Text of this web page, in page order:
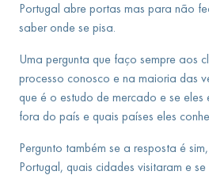
Portugal abre portas mas para não
saber onde se pisa.
Uma pergunta que faço sempre aos
processo conosco e na maioria das
que é o estudo de mercado e se eles
fora do país e quais países eles
Pergunto também se a resposta é
Portugal, quais cidades visitaram e